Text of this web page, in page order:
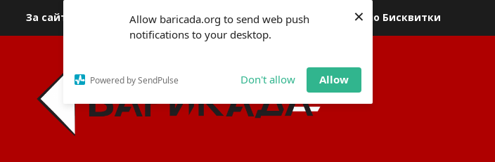
Allow baricada.org to send web push
notifications to your desktop.
Powered by SendPulse Don't allow Allow
×
За сайта За контакти За реклама Политика относно Бисквитки